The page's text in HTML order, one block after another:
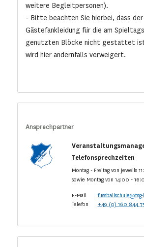
weitere Begleitpersonen).
- Bitte beachten Sie hierbei, dass
Gästefankleidung für die am
genutzten Blöcke nicht gestattet
wird hier andernfalls verweigert.
Ansprechpartner
Telefonsprechzeiten
Montag - Freitag von jeweils
sowie Montag von 14:00 -
E-Mail
Telefon
+49 (0) 160 844